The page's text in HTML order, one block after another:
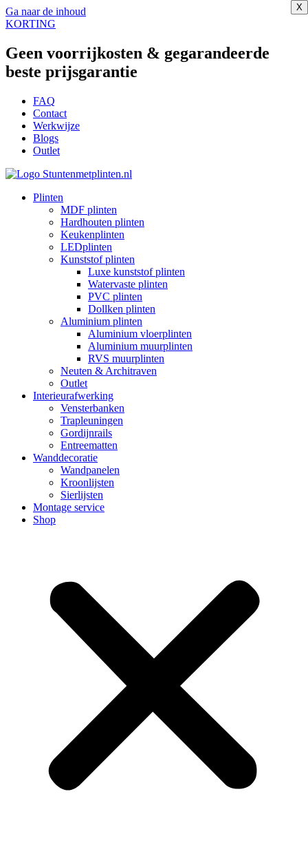
Ga naar de inhoud
KORTING
Geen voorrijkosten & gegarandeerde
beste prijsgarantie
FAQ
Contact
Werkwijze
Blogs
Outlet
Plinten
MDF plinten
Hardhouten plinten
Keukenplinten
LEDplinten
Kunststof plinten
Luxe kunststof plinten
Watervaste plinten
PVC plinten
Dollken plinten
Aluminium plinten
Aluminium vloerplinten
Aluminium muurplinten
RVS muurplinten
Neuten & Architraven
Outlet
Interieurafwerking
Vensterbanken
Trapleuningen
Gordijnrails
Entreematten
Wanddecoratie
Wandpanelen
Kroonlijsten
Sierlijsten
Montage service
Shop
X
X
X
X
X
X
X
X